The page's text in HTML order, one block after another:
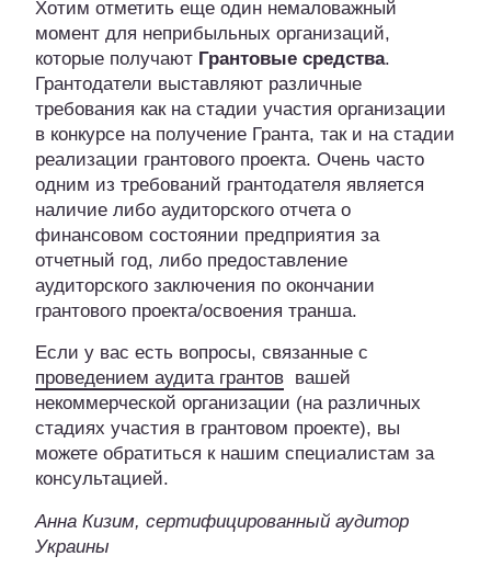
Хотим отметить еще один немаловажный
момент для неприбыльных организаций,
которые получают Грантовые средства.
Грантодатели выставляют различные
требования как на стадии участия организации
в конкурсе на получение Гранта, так и на стадии
реализации грантового проекта. Очень часто
одним из требований грантодателя является
наличие либо аудиторского отчета о
финансовом состоянии предприятия за
отчетный год, либо предоставление
аудиторского заключения по окончании
грантового проекта/освоения транша.
Если у вас есть вопросы, связанные с
проведением аудита грантов вашей
некоммерческой организации (на различных
стадиях участия в грантовом проекте), вы
можете обратиться к нашим специалистам за
консультацией.
Анна Кизим, сертифицированный аудитор
Украины